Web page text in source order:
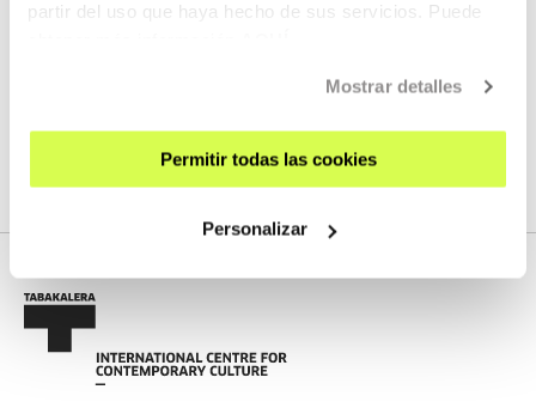
partir del uso que haya hecho de sus servicios. Puede
Mostrar detalles
Permitir todas las cookies
Personalizar
SEE FULL PROGRAM